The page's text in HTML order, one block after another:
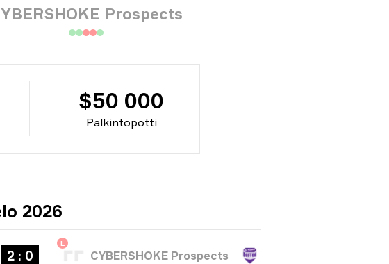
Prospects
Palkintopotti
$50 000
2026
2 : 0
L
CYBERSHOKE Prospects